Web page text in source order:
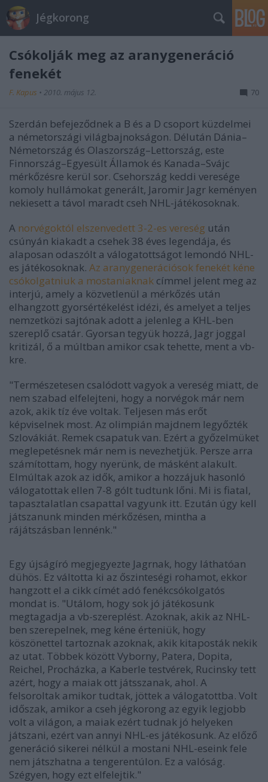
Jégkorong
Csókolják meg az aranygeneráció
fenekét
F. Kapus • 2010. május 12. 70
Szerdán befejeződnek a B és a D csoport küzdelmei
a németországi világbajnokságon. Délután Dánia–
Németország és Olaszország–Lettország, este
Finnország–Egyesült Államok és Kanada–Svájc
mérkőzésre kerül sor. Csehország keddi veresége
komoly hullámokat generált, Jaromir Jagr keményen
nekiesett a távol maradt cseh NHL-játékosoknak.
A norvégoktól elszenvedett 3-2-es vereség után
csúnyán kiakadt a csehek 38 éves legendája, és
alaposan odaszólt a válogatottságot lemondó NHL-
es játékosoknak. Az aranygenerációsok fenekét kéne
csókolgatniuk a mostaniaknak címmel jelent meg az
interjú, amely a közvetlenül a mérkőzés után
elhangzott gyorsértékelést idézi, és amelyet a teljes
nemzetközi sajtónak adott a jelenleg a KHL-ben
szereplő csatár. Gyorsan tegyük hozzá, Jagr joggal
kritizál, ő a múltban amikor csak tehette, ment a vb-
kre.
"Természetesen csalódott vagyok a vereség miatt, de
nem szabad elfelejteni, hogy a norvégok már nem
azok, akik tíz éve voltak. Teljesen más erőt
képviselnek most. Az olimpián majdnem legyőzték
Szlovákiát. Remek csapatuk van. Ezért a győzelmüket
meglepetésnek már nem is nevezhetjük. Persze arra
számítottam, hogy nyerünk, de másként alakult.
Elmúltak azok az idők, amikor a hozzájuk hasonló
válogatottak ellen 7-8 gólt tudtunk lőni. Mi is fiatal,
tapasztalatlan csapattal vagyunk itt. Ezután úgy kell
játszanunk minden mérkőzésen, mintha a
rájátszásban lennénk."
Egy újságíró megjegyezte Jagrnak, hogy láthatóan
dühös. Ez váltotta ki az őszinteségi rohamot, ekkor
hangzott el a cikk címét adó fenékcsókolgatós
mondat is. "Utálom, hogy sok jó játékosunk
megtagadja a vb-szereplést. Azoknak, akik az NHL-
ben szerepelnek, meg kéne érteniük, hogy
köszönettel tartoznak azoknak, akik kitaposták nekik
az utat. Többek között Vyborny, Patera, Dopita,
Reichel, Procházka, a Kaberle testvérek, Rucinsky tett
azért, hogy a maiak ott játsszanak, ahol. A
felsoroltak amikor tudtak, jöttek a válogatottba. Volt
időszak, amikor a cseh jégkorong az egyik legjobb
volt a világon, a maiak ezért tudnak jó helyeken
játszani, ezért van annyi NHL-es játékosunk. Az előző
generáció sikerei nélkül a mostani NHL-eseink fele
nem játszhatna a tengerentúlon. Ez a valóság.
Szégyen, hogy ezt elfelejtik."